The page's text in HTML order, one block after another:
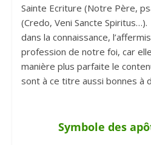
Sainte Ecriture (Notre Père,
(Credo, Veni Sancte
dans la connaissance,
profession de notre foi, car
manière plus parfaite le
sont à ce titre aussi bonnes à
Symbole des